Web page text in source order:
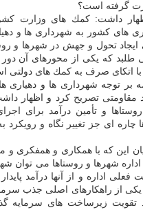
گرفته است؟
داشت: كمك های وزارت
های كشور به شهرداری ها و
ایجاد تحول و جهش در شهرها و
طلبد كه یكی از محورهای آن
با اتكای صرف به كمك های دولتی
بر توجه شهرداری ها و دهیاری
مقاومتی تصریح كرد و اظهار
و تأمین درآمد برای
ای جز تغییر نگاه و رویكرد
بیان این كه با همكاری و همفكری
اداره شهرها و روستاها می توان
فعلی اداره و از آنها درآمد
از راهكارهای اصلی جذب
تقویت زیرساخت های سرمایه